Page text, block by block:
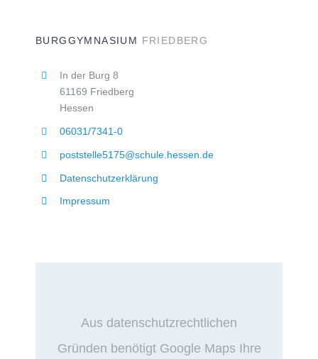
BURGGYMNASIUM FRIEDBERG
In der Burg 8
61169 Friedberg
Hessen
06031/7341-0
poststelle5175@schule.hessen.de
Datenschutzerklärung
Impressum
Aus datenschutzrechtlichen
Gründen benötigt Google Maps Ihre